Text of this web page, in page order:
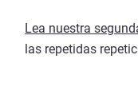
Lea nuestra
las repetidas